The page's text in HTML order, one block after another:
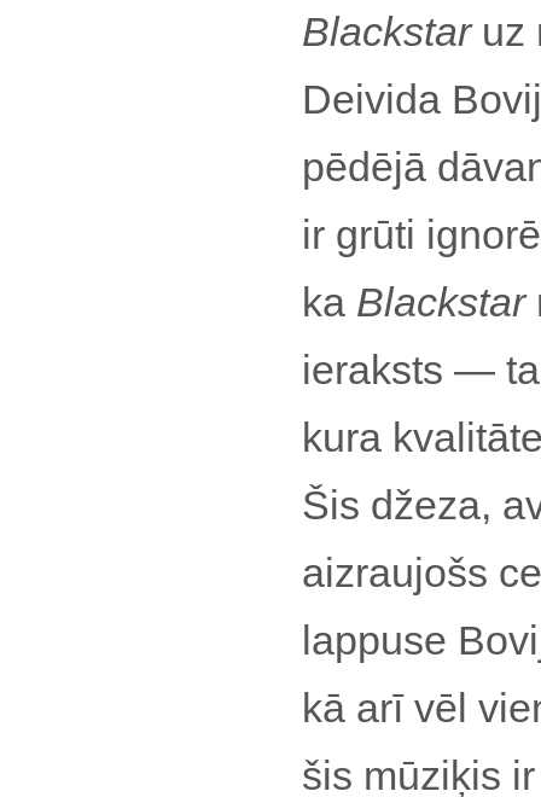
Blackstaruz
Deivida
pēdējā
ir grūti
ka Blackstar
ieraksts —
kura
Šis džeza,
aizraujošs
lappuse
kā arī vēl
šis mūziķis